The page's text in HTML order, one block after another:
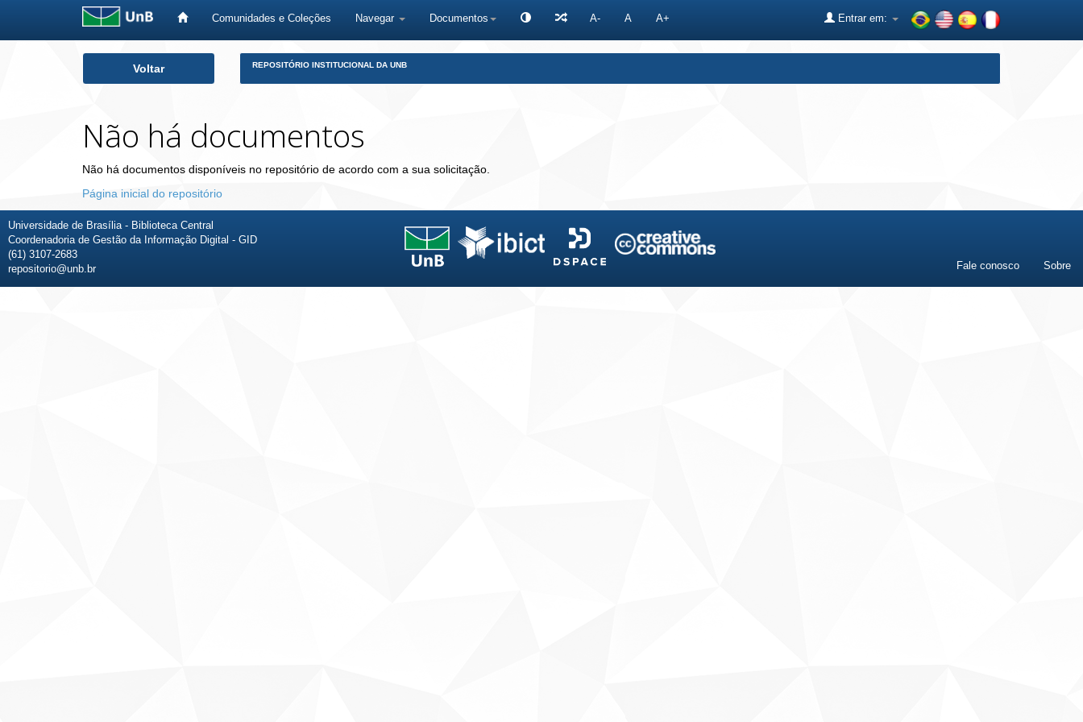
Comunidades e Coleções Navegar Documentos A- A A+ Entrar em:
Voltar REPOSITÓRIO INSTITUCIONAL DA UNB
Não há documentos
Não há documentos disponíveis no repositório de acordo com a sua solicitação.
Página inicial do repositório
Universidade de Brasília - Biblioteca Central
Coordenadoria de Gestão da Informação Digital - GID
(61) 3107-2683
repositorio@unb.br
Fale conosco Sobre